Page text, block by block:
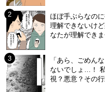
ほぼ手ぶらなの
理解できないけ
なたが理解できま
「あら、ごめん
ないでしょ…！
視？悪意？その